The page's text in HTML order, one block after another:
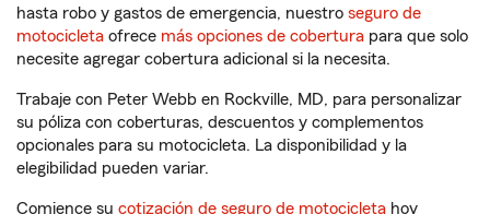
hasta robo y gastos de emergencia, nuestro seguro de
motocicleta ofrece más opciones de cobertura para que solo
necesite agregar cobertura adicional si la necesita.
Trabaje con Peter Webb en Rockville, MD, para personalizar
su póliza con coberturas, descuentos y complementos
opcionales para su motocicleta. La disponibilidad y la
elegibilidad pueden variar.
Comience su cotización de seguro de motocicleta hoy